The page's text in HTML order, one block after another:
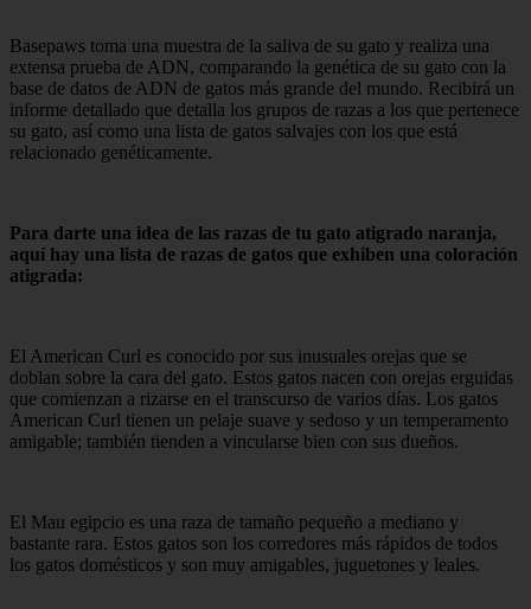
Basepaws toma una muestra de la saliva de su gato y realiza una
extensa prueba de ADN, comparando la genética de su gato con la
base de datos de ADN de gatos más grande del mundo. Recibirá un
informe detallado que detalla los grupos de razas a los que pertenece
su gato, así como una lista de gatos salvajes con los que está
relacionado genéticamente.
Para darte una idea de las razas de tu gato atigrado naranja,
aquí hay una lista de razas de gatos que exhiben una coloración
atigrada:
El American Curl es conocido por sus inusuales orejas que se
doblan sobre la cara del gato. Estos gatos nacen con orejas erguidas
que comienzan a rizarse en el transcurso de varios días. Los gatos
American Curl tienen un pelaje suave y sedoso y un temperamento
amigable; también tienden a vincularse bien con sus dueños.
El Mau egipcio es una raza de tamaño pequeño a mediano y
bastante rara. Estos gatos son los corredores más rápidos de todos
los gatos domésticos y son muy amigables, juguetones y leales.